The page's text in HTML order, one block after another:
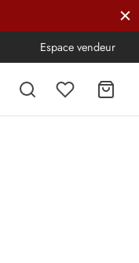
Espace vendeur